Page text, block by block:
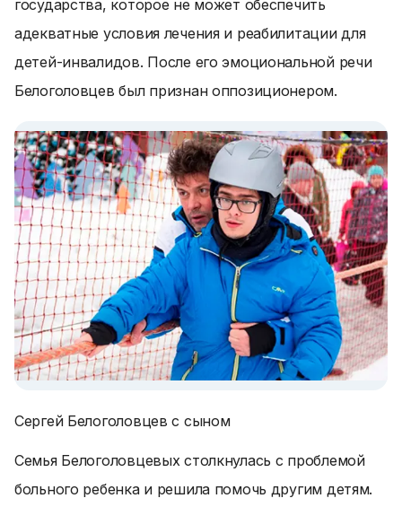
государства, которое не может обеспечить
адекватные условия лечения и реабилитации для
детей-инвалидов. После его эмоциональной речи
Белоголовцев был признан оппозиционером.
Сергей Белоголовцев с сыном
Семья Белоголовцевых столкнулась с проблемой
больного ребенка и решила помочь другим детям.